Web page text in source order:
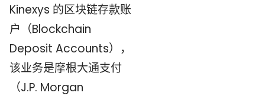
Kinexys 的区块链存款账
户（Blockchain
Deposit Accounts），
该业务是摩根大通支付
（J.P. Morgan